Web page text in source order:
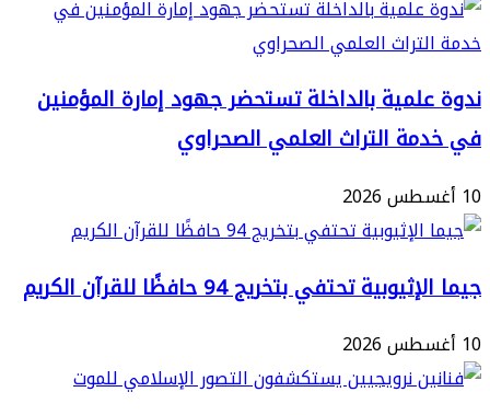
بالداخلة تستحضر جهود إمارة المؤمنين
التراث العلمي الصحراوي
تحتفي بتخريج 94 حافظًا للقرآن الكريم